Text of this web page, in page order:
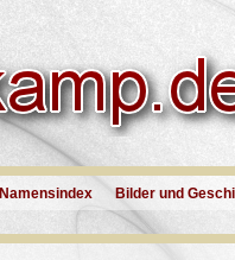
Namensindex Bilder und